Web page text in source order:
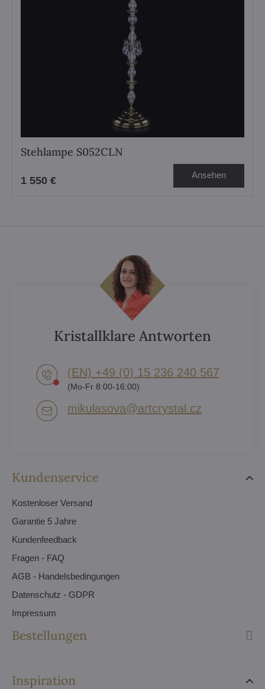
Stehlampe S052CLN
1 550 € Ansehen
Kundenservice
Kostenloser Versand
Garantie 5 Jahre
Kundenfeedback
Fragen - FAQ
AGB - Handelsbedingungen
Datenschutz - GDPR
Impressum
Bestellungen
Inspiration
Kristallklare Antworten
(EN) +49 (0) 15 236 240 567
(Mo-Fr 8:00-16:00)
mikulasova​@artcrystal​.cz